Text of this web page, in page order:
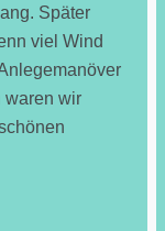
Später
viel Wind
waren wir